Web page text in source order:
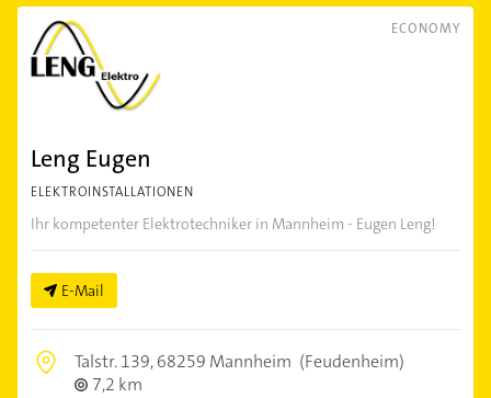
ECONOMY
Leng Eugen
ELEKTROINSTALLATIONEN
Ihr kompetenter Elektrotechniker in Mannheim - Eugen Leng!
E-Mail
Talstr. 139,68259 Mannheim (Feudenheim)
7,2 km